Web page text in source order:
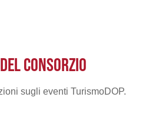
CONSORZIO
sugli eventi TurismoDOP.